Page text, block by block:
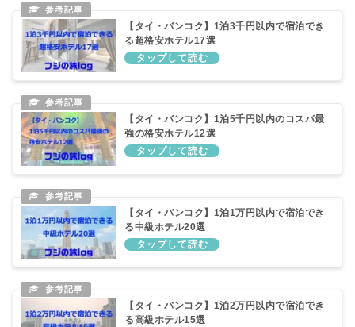
【タイ・バンコク】1泊3千円以内で宿泊でき
る超格安ホテル17選
【タイ・バンコク】1泊5千円以内のコスパ最
強の格安ホテル12選
【タイ・バンコク】1泊1万円以内で宿泊でき
る中級ホテル20選
【タイ・バンコク】1泊2万円以内で宿泊でき
る高級ホテル15選